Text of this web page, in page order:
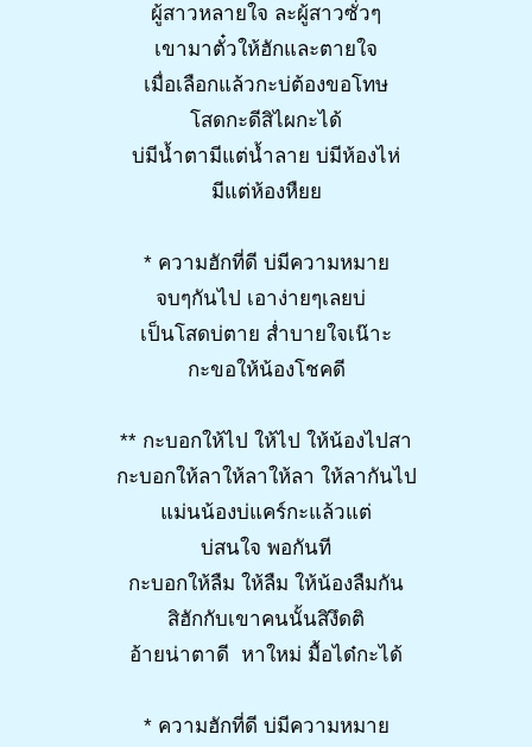
ผู้สาวหลายใจ ละผู้สาวซั่วๆ
เขามาตั๋วให้ฮักและตายใจ
เมื่อเลือกแล้วกะบ่ต้องขอโทษ
โสดกะดีสิไผกะได้
บ่มีน้ำตามีแต่น้ำลาย บ่มีห้องไห่
มีแต่ห้องหืยย
* ความฮักที่ดี บ่มีความหมาย
จบๆกันไป เอาง่ายๆเลยบ่
เป็นโสดบ่ตาย ส่ำบายใจเน๊าะ
กะขอให้น้องโชคดี
** กะบอกให้ไป ให้ไป ให้น้องไปสา
กะบอกให้ลาให้ลาให้ลา ให้ลากันไป
แม่นน้องบ่แคร์กะแล้วแต่
บ่สนใจ พอกันที
กะบอกให้ลืม ให้ลืม ให้น้องลืมกัน
สิฮักกับเขาคนนั้นสิงึดติ
อ้ายน่าตาดี หาใหม่ มื้อได๋กะได้
* ความฮักที่ดี บ่มีความหมาย